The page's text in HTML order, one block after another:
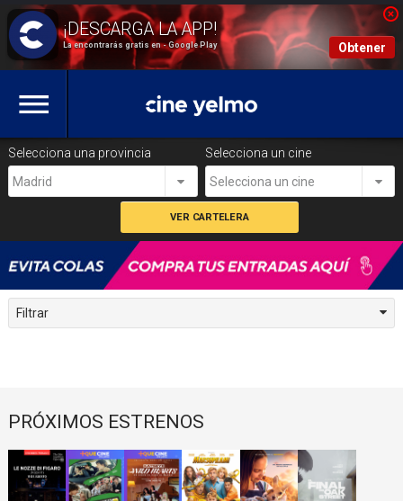
La encontrarás gratis en - Google Play Obtener
Selecciona una provincia
Madrid
Selecciona un cine
Selecciona un cine
Filtrar
PRÓXIMOS ESTRENOS